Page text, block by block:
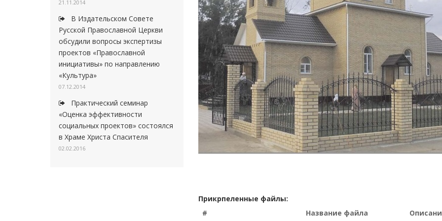
21.11.2014
В Издательском Совете
Русской Православной Церкви
обсудили вопросы экспертизы
проектов «Православной
инициативы» по направлению
«Культура»
07.12.2014
Практический семинар
«Оценка эффективности
социальных проектов» состоялся
в Храме Христа Спасителя
02.02.2016
Прикрпеленные файлы:
#
Название файла